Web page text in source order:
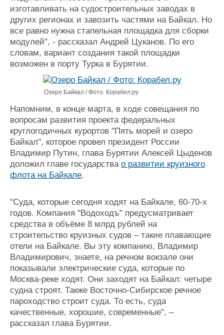
изготавливать на судостроительных заводах в
других регионах и завозить частями на Байкал. Но
все равно нужна стапельная площадка для сборки
модулей", - рассказал Андрей Цуканов. По его
словам, вариант создания такой площадки
возможен в порту Турка в Бурятии.
Озеро Байкал / Фото: Корабел.ру
Напомним, в конце марта, в ходе совещания по
вопросам развития проекта федеральных
круглогодичных курортов "Пять морей и озеро
Байкал", которое провел президент России
Владимир Путин, глава Бурятии Алексей Цыденов
доложил главе государства о развитии круизного
флота на Байкале.
"Суда, которые сегодня ходят на Байкале, 60-70-х
годов. Компания "Водоходъ" предусматривает
средства в объёме 8 млрд рублей на
строительство круизных судов – такие плавающие
отели на Байкале. Вы эту компанию, Владимир
Владимирович, знаете, на речном вокзале они
показывали электрические суда, которые по
Москва-реке ходят. Они заходят на Байкал: четыре
судна строят. Также Восточно-Сибирское речное
пароходство строит суда. То есть, суда
качественные, хорошие, современные", –
рассказал глава Бурятии.